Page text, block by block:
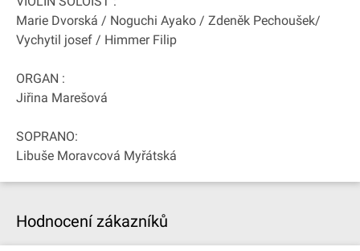
Marie Dvorská / Noguchi Ayako / Zdeněk Pechoušek/
Vychytil josef / Himmer Filip
ORGAN :
Jiřina Marešová
SOPRANO:
Libuše Moravcová Myřátská
Hodnocení zákazníků